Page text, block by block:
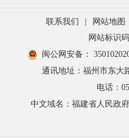
联系我们 网站地图
网站标识
闽公网安备：
通讯地址：福州市东大
电话：
中文域名：福建省人民政